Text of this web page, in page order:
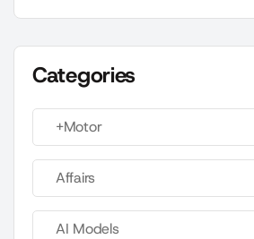
Categories
+Motor
Affairs
AI Models